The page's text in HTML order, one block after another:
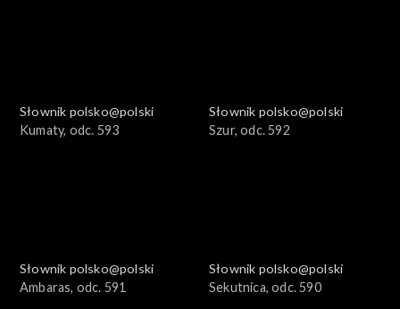
Słownik polsko@polski
Kumaty, odc. 593
Słownik polsko@polski
Szur, odc. 592
Słownik polsko@polski
Ambaras, odc. 591
Słownik polsko@polski
Sekutnica, odc. 590